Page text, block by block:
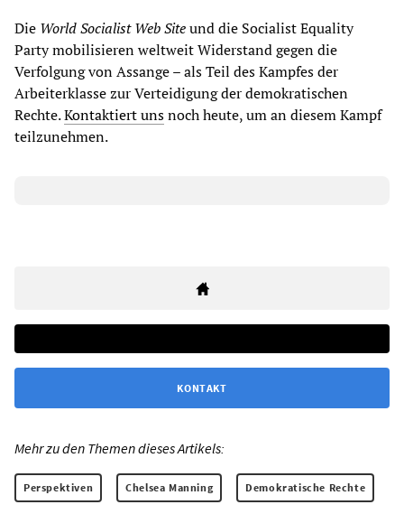
Die World Socialist Web Siteund die Socialist Equality
Party mobilisieren weltweit Widerstand gegen die
Verfolgung von Assange – als Teil des Kampfes der
Arbeiterklasse zur Verteidigung der demokratischen
Rechte.Kontaktiert unsnoch heute, um an diesem Kampf
teilzunehmen.
KONTAKT
Mehr zu den Themen dieses Artikels:
Perspektiven Chelsea Manning Demokratische Rechte